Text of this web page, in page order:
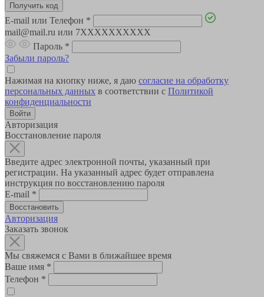
E-mail или Телефон *
mail@mail.ru или 7XXXXXXXXXX
Пароль *
Забыли пароль?
Нажимая на кнопку ниже, я даю согласие на обработку
персональных данных в соответствии с Политикой
конфиденциальности
Авторизация
Восстановление пароля
Введите адрес электронной почты, указанный при
регистрации. На указанный адрес будет отправлена
инструкция по восстановлению пароля
E-mail *
Авторизация
Заказать звонок
Мы свяжемся с Вами в ближайшее время
Ваше имя *
Телефон *